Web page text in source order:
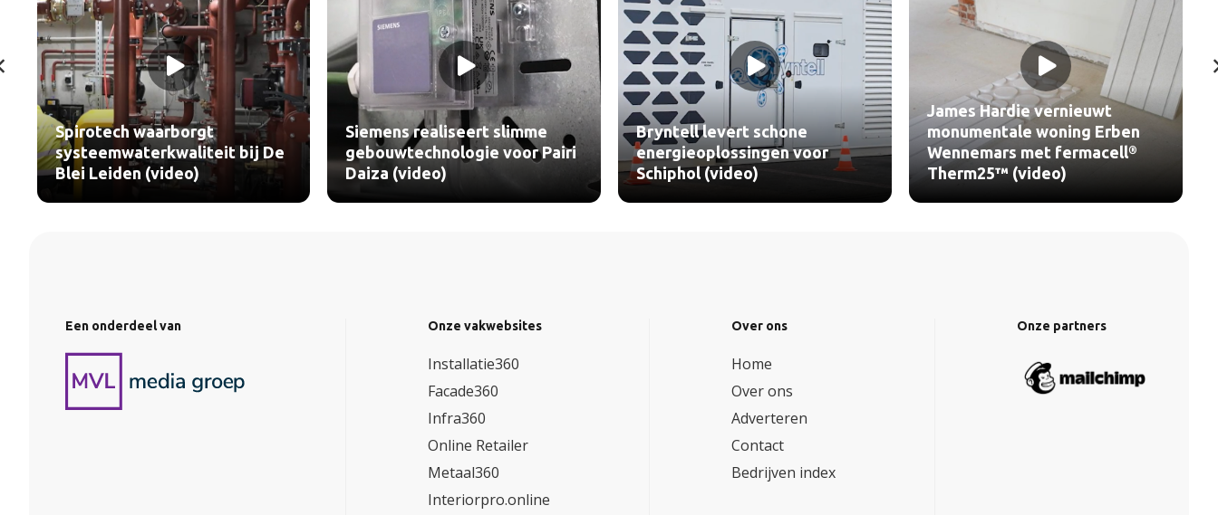
Spirotech waarborgt
systeemwaterkwaliteit bij De
Blei Leiden (video)
Siemens realiseert slimme
gebouwtechnologie voor Pairi
Daiza (video)
Bryntell levert schone
energieoplossingen voor
Schiphol (video)
James Hardie vernieuwt
monumentale woning Erben
Wennemars met fermacell®
Therm25™ (video)
Een onderdeel van Onze vakwebsites
Installatie360
Facade360
Infra360
Online Retailer
Metaal360
Interiorpro.online
Over ons
Home
Over ons
Adverteren
Contact
Bedrijven index
Onze partners